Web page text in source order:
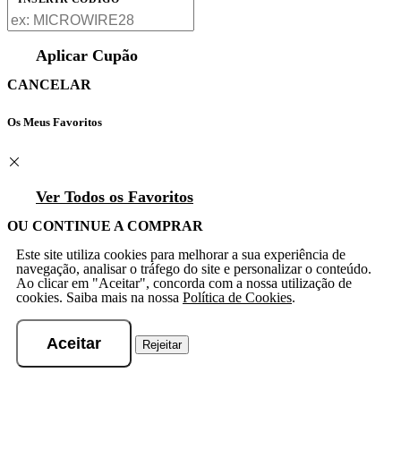
Aplicar Cupão
CANCELAR
Os Meus Favoritos
Ver Todos os Favoritos
OU CONTINUE A COMPRAR
Este site utiliza cookies para melhorar a sua experiência de
navegação, analisar o tráfego do site e personalizar o conteúdo.
Ao clicar em "Aceitar", concorda com a nossa utilização de
cookies. Saiba mais na nossa Política de Cookies.
Aceitar Rejeitar